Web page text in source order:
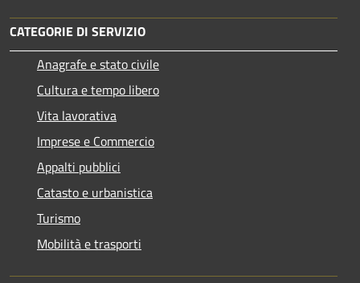
CATEGORIE DI SERVIZIO
Anagrafe e stato civile
Cultura e tempo libero
Vita lavorativa
Imprese e Commercio
Appalti pubblici
Catasto e urbanistica
Turismo
Mobilità e trasporti